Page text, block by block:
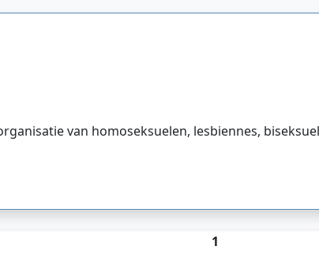
van homoseksuelen, lesbiennes,
1